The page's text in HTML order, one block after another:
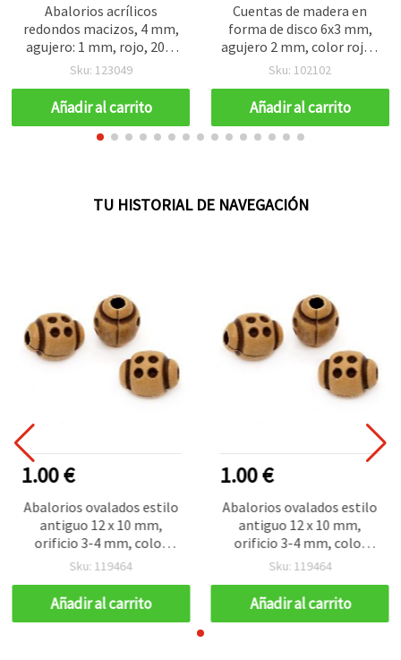
Abalorios acrílicos
redondos macizos, 4 mm,
agujero: 1 mm, rojo, 20 g
(~580 uds)
Sku: 123049
Añadir al carrito
Cuentas de madera en
forma de disco 6x3 mm,
agujero 2 mm, color rojo -
20 g (~300 uds)
Sku: 102102
Añadir al carrito
TU HISTORIAL DE NAVEGACIÓN
1.00 €
Abalorios ovalados estilo
antiguo 12 x 10 mm,
orificio 3-4 mm, color
marrón, 50 g (aprox. 75
manualidades
Sku: 119464
Añadir al carrito
1.00 €
Abalorios ovalados estilo
antiguo 12 x 10 mm,
orificio 3-4 mm, color
marrón, 50 g (aprox. 75
manualidades
Sku: 119464
Añadir al carrito